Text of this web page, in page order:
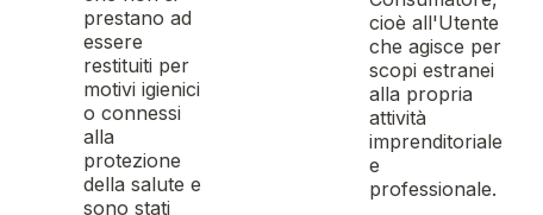
prestano ad
essere
restituiti per
motivi igienici
o connessi
alla
protezione
della salute e
sono stati
cioè all'Utente
che agisce per
scopi estranei
alla propria
attività
imprenditoriale
e
professionale.